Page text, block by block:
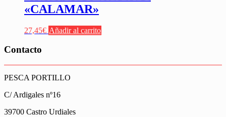
«CALAMAR»
27,45€ Añadir al carrito
Contacto
PESCA PORTILLO
C/ Ardigales nº16
39700 Castro Urdiales